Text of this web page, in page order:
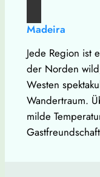
Madeira
Jede Region ist
der Norden
Westen
Wandertraum.
milde